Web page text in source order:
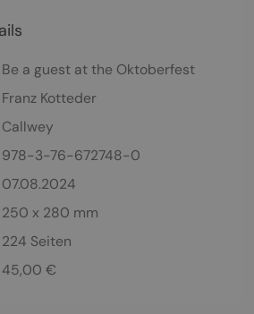
Be a guest at the Oktoberfest
Franz Kotteder
Callwey
978-3-76-672748-0
07.08.2024
250 x 280 mm
224 Seiten
45,00 €